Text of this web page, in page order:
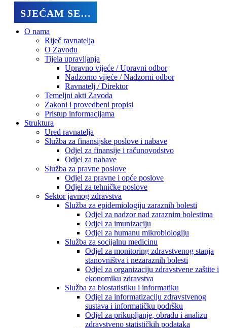
SJEĆAM SE…
O nama
Riječ ravnatelja
O Zavodu
Tijela upravljanja
Upravno vijeće / Upravni odbor
Nadzorno vijeće / Nadzorni odbor
Ravnatelj / Direktor
Temeljni akti Zavoda
Zakoni i provedbeni propisi
Pristup informacijama
Struktura
Ured ravnatelja
Služba za finansijske poslove i nabave
Odjel za finansije i računovodstvo
Odjel za nabave
Služba za pravne poslove
Odjel za pravne i opće poslove
Odjel za tehničke poslove
Sektor javnog zdravstva
Služba za epidemiologiju zaraznih bolesti
Odjel za nadzor nad zaraznim bolestima
Odjel za imunizaciju
Odjel za humanu mikrobiologiju
Služba za socijalnu medicinu
Odjel za monitoring zdravstvenog stanja
stanovništva i nezaraznih bolesti
Odjel za organizaciju zdravstvene zaštite i
ekonomiku zdravstva
Služba za biostatistiku i informatiku
Odjel za informatizaciju zdravstvenog
sustava i informatičku podršku
Odjel za prikupljanje, obradu i analizu
zdravstveno statističkih podataka